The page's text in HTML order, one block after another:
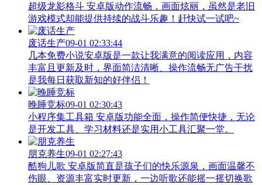
超级龙影格斗 安卓版动作流畅，画面炫丽，虽然是老旧
游戏模式却能提供持续的战斗乐趣！赶快试一试吧~
废话生产09-01 02:33:44
几本免费小说安卓版是一款让我满意的阅读应用，内容
丰富且更新及时，界面简洁清晰、操作流畅无广告干扰
是我每日获取新知的好伴侣！
晚睡竞标09-01 02:30:43
小程序集工具箱 安卓版功能全面，操作简便快捷，无论
是开发工具、学习材料还是实用小工具汇聚一堂。
朋克养生09-01 02:27:43
酷狗儿歌 安卓版简直是孩子们的快乐源泉，画面温馨不
伤眼、资源丰富实时更新，一边听歌还能摇一摇切换歌